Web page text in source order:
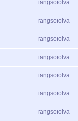
rangsorolva
rangsorolva
rangsorolva
rangsorolva
rangsorolva
rangsorolva
rangsorolva